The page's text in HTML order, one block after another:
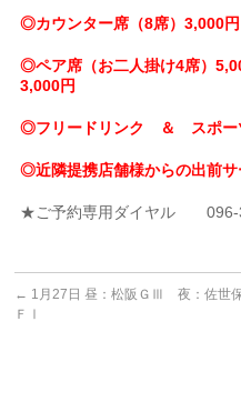
◎カウンター席（8席）
◎ペア席（お二人掛け4席）
3,000円
◎フリードリンク ＆ スポー
◎近隣提携店舗様からの出前サ
★ご予約専用ダイヤル 096-
← 1月27日 昼：松阪ＧⅢ 夜：佐世
ＦⅠ